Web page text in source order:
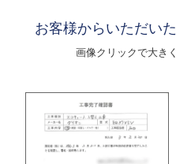
お客様からいただい
画像クリックで大き